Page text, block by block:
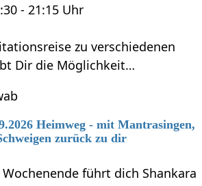
- 21:15 Uhr
zu verschiedenen
Dir die Möglichkeit…
Heimweg - mit Mantrasingen,
zurück zu dir
führt dich Shankara